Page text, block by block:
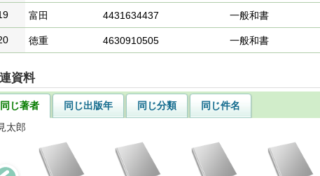
富田 4431634437 一般和書
徳重 4630910505 一般和書
資料
同じ著者 同じ出版年 同じ分類
同じ件名
太郎